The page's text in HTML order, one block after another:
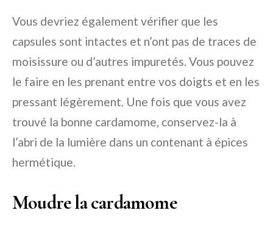
Vous devriez également vérifier que les
capsules sont intactes et n’ont pas de traces de
moisissure ou d’autres impuretés. Vous pouvez
le faire en les prenant entre vos doigts et en les
pressant légèrement. Une fois que vous avez
trouvé la bonne cardamome, conservez-la à
l’abri de la lumière dans un contenant à épices
hermétique.
Moudre la cardamome